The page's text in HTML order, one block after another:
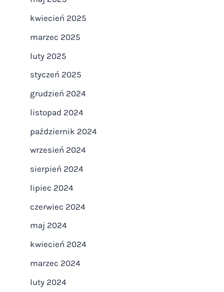
kwiecień 2025
marzec 2025
luty 2025
styczeń 2025
grudzień 2024
listopad 2024
październik 2024
wrzesień 2024
sierpień 2024
lipiec 2024
czerwiec 2024
maj 2024
kwiecień 2024
marzec 2024
luty 2024